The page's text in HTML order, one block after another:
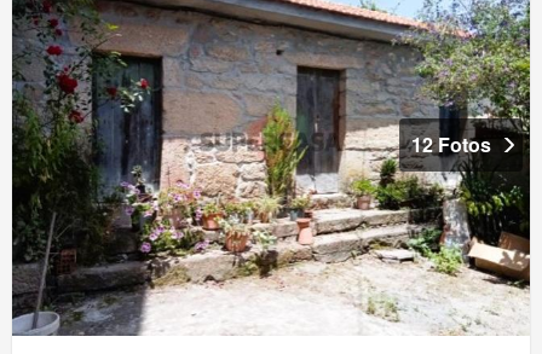
12 Fotos